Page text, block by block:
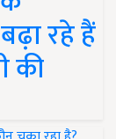
रहे हैं
की